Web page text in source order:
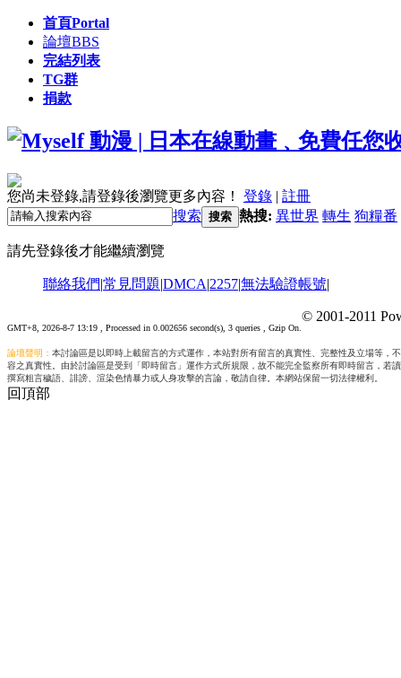
首頁Portal
論壇BBS
完結列表
TG群
捐款
您尚未登錄,請登錄後瀏覽更多內容！ 登錄 | 註冊
搜索 搜索 熱搜: 異世界 轉生 狗糧番
請先登錄後才能繼續瀏覽
聯絡我們|常見問題|DMCA|2257|無法驗證帳號|
GMT+8, 2026-8-7 13:19 , Processed in 0.002656 second(s), 3 queries , Gzip On.
© 2001-2011
論壇聲明： 本討論區是以即時上載留言的方式運作，本站對所有留言的真實性、完整性及立場等
容之真實性。由於討論區是受到「即時留言」運作方式所規限，故不能完全監察所有即時留言，
撰寫粗言穢語、誹謗、渲染色情暴力或人身攻擊的言論，敬請自律。本網站保留一切法律權利。
回頂部